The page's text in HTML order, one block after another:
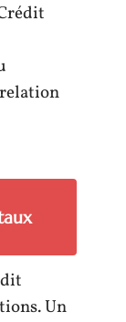
Un